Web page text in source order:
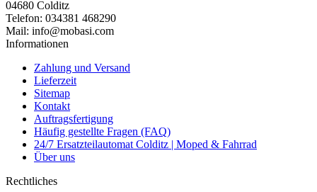
04680 Colditz
Telefon: 034381 468290
Mail: info@mobasi.com
Informationen
Zahlung und Versand
Lieferzeit
Sitemap
Kontakt
Auftragsfertigung
Häufig gestellte Fragen (FAQ)
24/7 Ersatzteilautomat Colditz | Moped & Fahrrad
Über uns
Rechtliches